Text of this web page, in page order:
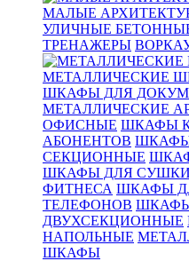
МАЛЫЕ
УЛИЧНЫЕ
ТРЕНАЖЕРЫ
МЕТАЛЛИЧЕСКИЕ
ШКАФЫ ДЛЯ
МЕТАЛЛИЧЕСКИЕ
ОФИСНЫЕ ШКАФЫ
АБОНЕНТОВ
СЕКЦИОННЫЕ
ШКАФЫ ДЛЯ
ФИТНЕСА ШКАФЫ
ТЕЛЕФОНОВ
ДВУХСЕКЦИОННЫЕ
НАПОЛЬНЫЕ
ШКАФЫ